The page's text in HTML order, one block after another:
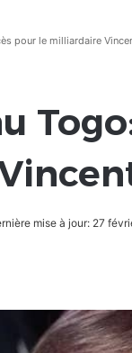
pour le milliardaire
mise à jour: 27